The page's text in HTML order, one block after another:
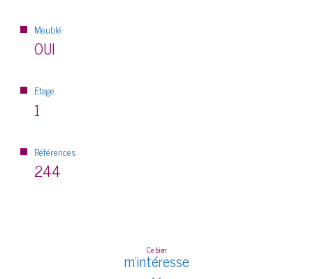
Meublé
OUI
Etage
1
Références
244
Ce bien
m'intéresse